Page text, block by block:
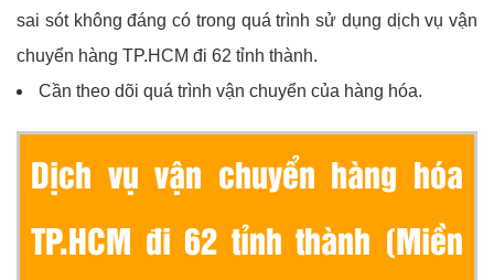
sai sót không đáng có trong quá trình sử dụng dịch vụ vận
chuyển hàng TP.HCM đi 62 tỉnh thành.
Cần theo dõi quá trình vận chuyển của hàng hóa.
Dịch vụ vận chuyển hàng hóa
TP.HCM đi 62 tỉnh thành (Miền